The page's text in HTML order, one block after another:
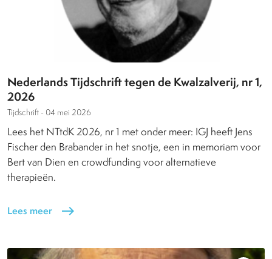
Nederlands Tijdschrift tegen de Kwalzalverij, nr 1,
2026
Tijdschrift - 04 mei 2026
Lees het NTtdK 2026, nr 1 met onder meer: IGJ heeft Jens
Fischer den Brabander in het snotje, een in memoriam voor
Bert van Dien en crowdfunding voor alternatieve
therapieën.
Lees meer east